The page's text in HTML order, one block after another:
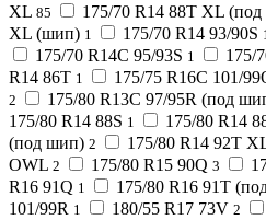
XL 85 175/70 R14 88T XL
XL (шип) 1 175/70 R14 93/90S 1
175/70 R14C 95/93S 1 175/
R14 86T 1 175/75 R16C 101/
2 175/80 R13C 97/95R (под
175/80 R14 88S 1 175/80 R14
(под шип) 2 175/80 R14 92T
OWL 2 175/80 R15 90Q 3
R16 91Q 1 175/80 R16 91T
101/99R 1 180/55 R17 73V 2